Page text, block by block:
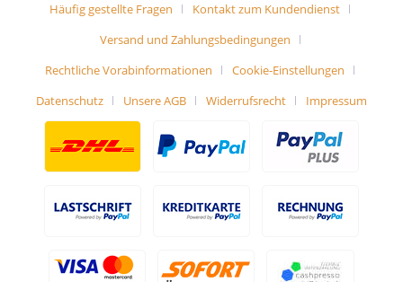
Häufig gestellte Fragen
Kontakt zum Kundendienst
Versand und Zahlungsbedingungen
Rechtliche Vorabinformationen
Cookie-Einstellungen
Datenschutz
Unsere AGB Widerrufsrecht Impressum